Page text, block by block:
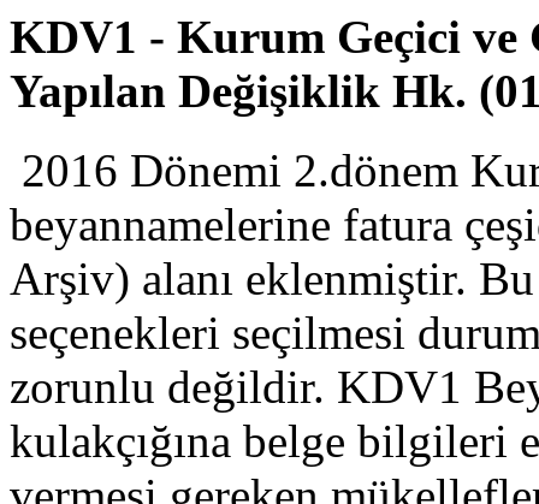
KDV1 - Kurum Geçici ve
Yapılan Değişiklik Hk.
2016 Dönemi 2.dönem
beyannamelerine fatura
Arşiv) alanı eklenmiştir.
seçenekleri seçilmesi
zorunlu değildir. KDV1
kulakçığına belge bilgileri